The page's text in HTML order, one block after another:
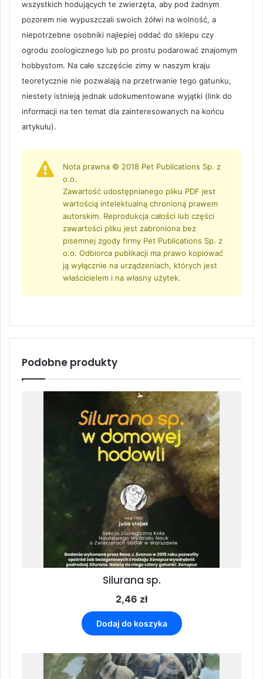
wszystkich hodujących te zwierzęta, aby pod żadnym
pozorem nie wypuszczali swoich żółwi na wolność, a
niepotrzebne osobniki najlepiej oddać do sklepu czy
ogrodu zoologicznego lub po prostu podarować znajomym
hobbystom. Na całe szczęście zimy w naszym kraju
teoretycznie nie pozwalają na przetrwanie tego gatunku,
niestety istnieją jednak udokumentowane wyjątki (link do
informacji na ten temat dla zainteresowanych na końcu
artykułu).
Nota prawna © 2018 Pet Publications Sp. z
o.o.
Zawartość udostępnianego pliku PDF jest
wartością intelektualną chronioną prawem
autorskim. Reprodukcja całości lub części
zawartości pliku jest zabroniona bez
pisemnej zgody firmy Pet Publications Sp. z
o.o. Odbiorca publikacji ma prawo kopiować
ją wyłącznie na urządzeniach, których jest
właścicielem i na własny użytek.
Podobne produkty
Silurana sp.
2,46 zł
Dodaj do koszyka